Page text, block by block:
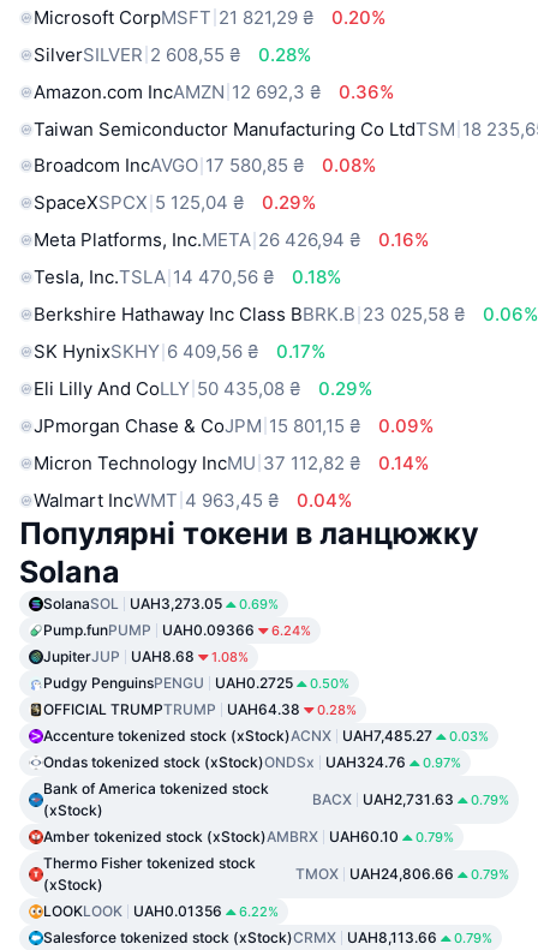
Microsoft CorpMSFT 21 821,29 ₴
0.20%
SilverSILVER 2 608,55 ₴
0.28%
Amazon.com IncAMZN 12 692,3 ₴
0.36%
Taiwan Semiconductor Manufacturing Co LtdTSM 18
Broadcom IncAVGO 17 580,85 ₴
0.08%
SpaceXSPCX 5 125,04 ₴
0.29%
Meta Platforms, Inc.META 26 426,94 ₴
0.16%
Tesla, Inc.TSLA 14 470,56 ₴
0.18%
Berkshire Hathaway Inc Class BBRK.B 23 025,58 ₴
0.06%
SK HynixSKHY 6 409,56 ₴
0.17%
Eli Lilly And CoLLY 50 435,08 ₴
0.29%
JPmorgan Chase & CoJPM 15 801,15 ₴
0.09%
Micron Technology IncMU 37 112,82 ₴
0.14%
Walmart IncWMT 4 963,45 ₴ 0.04%
Популярні токени в ланцюжку
Solana
SolanaSOL UAH3,273.05 0.69%
Pump.funPUMP UAH0.09366 6.24%
JupiterJUP UAH8.68 1.08%
Pudgy PenguinsPENGU UAH0.2725 0.50%
OFFICIAL TRUMPTRUMP UAH64.38 0.28%
Accenture tokenized stock (xStock)ACNX UAH7,485.27 0.03%
Ondas tokenized stock (xStock)ONDSx UAH324.76 0.97%
Bank of America tokenized stock
(xStock)
BACX UAH2,731.63 0.79%
Amber tokenized stock (xStock)AMBRX UAH60.10 0.79%
Thermo Fisher tokenized stock
(xStock)
TMOX UAH24,806.66 0.79%
LOOKLOOK UAH0.01356 6.22%
Salesforce tokenized stock (xStock)CRMX UAH8,113.66 0.79%